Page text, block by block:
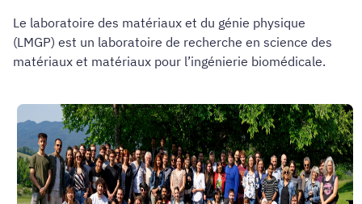
Le laboratoire des matériaux et du génie physique
(LMGP) est un laboratoire de recherche en science des
matériaux et matériaux pour l’ingénierie biomédicale.